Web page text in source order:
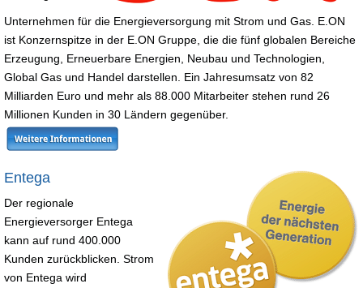
Unternehmen für die Energieversorgung mit Strom und Gas. E.ON
ist Konzernspitze in der E.ON Gruppe, die die fünf globalen Bereiche
Erzeugung, Erneuerbare Energien, Neubau und Technologien,
Global Gas und Handel darstellen. Ein Jahresumsatz von 82
Milliarden Euro und mehr als 88.000 Mitarbeiter stehen rund 26
Millionen Kunden in 30 Ländern gegenüber.
Entega
Der regionale
Energieversorger Entega
kann auf rund 400.000
Kunden zurückblicken. Strom
von Entega wird